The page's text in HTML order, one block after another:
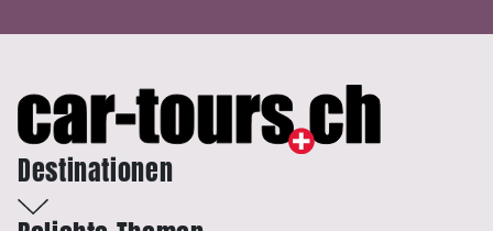
Destinationen